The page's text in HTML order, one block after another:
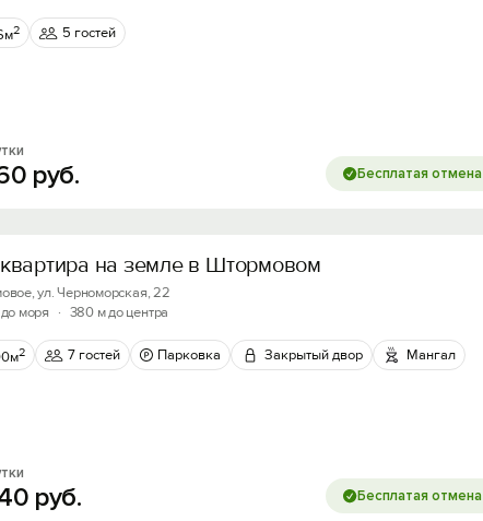
2 5 гостей
руб. Бесплатая отмена
на земле в Штормовом
ул. Черноморская, 22
моря
· 380 м до центра
2 7 гостей Парковка Закрытый двор Мангал
руб. Бесплатая отмена